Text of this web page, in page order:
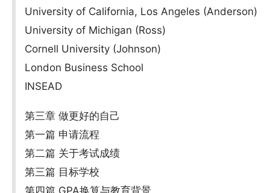
University of California, Los Angeles (Anderson)
University of Michigan (Ross)
Cornell University (Johnson)
London Business School
INSEAD
第三章 做更好的自己
第一篇 申请流程
第二篇 关于考试成绩
第三篇 目标学校